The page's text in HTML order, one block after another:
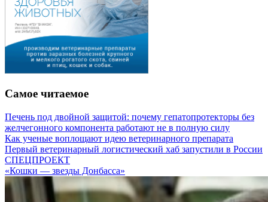
Самое читаемое
Печень под двойной защитой: почему гепатопротекторы без
желчегонного компонента работают не в полную силу
Как ученые воплощают идею ветеринарного препарата
Первый ветеринарный логистический хаб запустили в России
СПЕЦПРОЕКТ
«Кошки — звезды Донбасса»